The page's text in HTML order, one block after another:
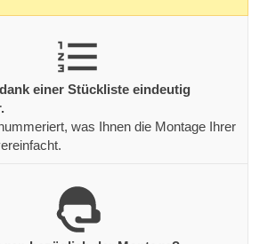
einer Stückliste eindeutig
was Ihnen die Montage Ihrer